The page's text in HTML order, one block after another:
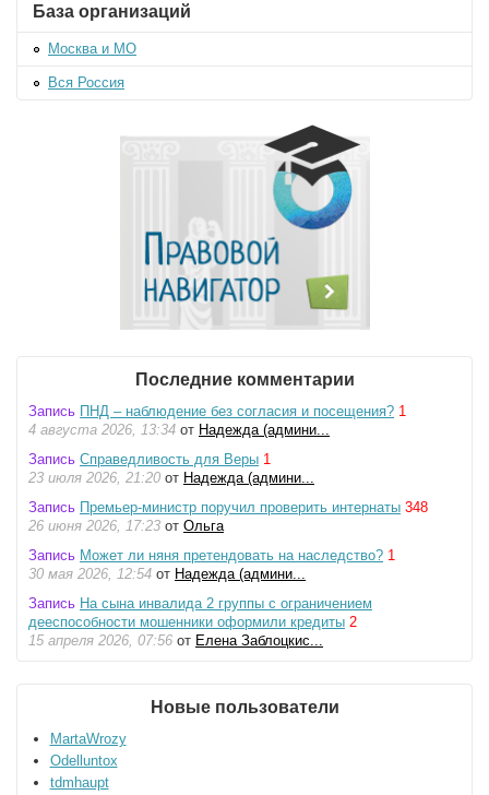
База организаций
Москва и МО
Вся Россия
Последние комментарии
Запись ПНД – наблюдение без согласия и посещения? 1
4 августа 2026, 13:34 от Надежда (админи...
Запись Справедливость для Веры 1
23 июля 2026, 21:20 от Надежда (админи...
Запись Премьер-министр поручил проверить интернаты 348
26 июня 2026, 17:23 от Ольга
Запись Может ли няня претендовать на наследство? 1
30 мая 2026, 12:54 от Надежда (админи...
Запись На сына инвалида 2 группы с ограничением
дееспособности мошенники оформили кредиты 2
15 апреля 2026, 07:56 от Елена Заблоцкис...
Новые пользователи
MartaWrozy
Odelluntox
tdmhaupt